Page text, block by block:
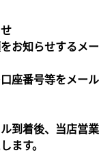
お知らせするメー
座番号等をメー
到着後、当店営
ます。